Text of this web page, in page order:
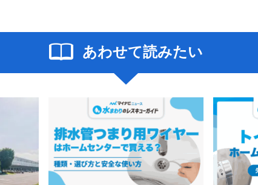
あわせて読みたい